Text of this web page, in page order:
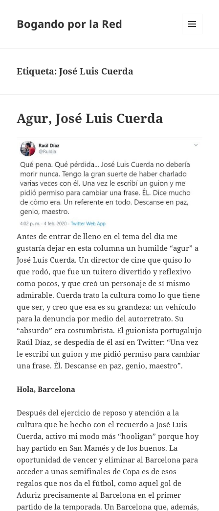
Bogando por la Red
Etiqueta:José Luis Cuerda
Agur, José Luis Cuerda
Antes de entrar de lleno en el tema del día me
gustaría dejar en esta columna un humilde “agur” a
José Luis Cuerda. Un director de cine que quiso lo
que rodó, que fue un tuitero divertido y reflexivo
como pocos, y que creó un personaje de sí mismo
admirable. Cuerda trato la cultura como lo que tiene
que ser, y creo que esa es su grandeza: un vehículo
para la denuncia por medio del autorretrato. Su
“absurdo” era costumbrista. El guionista portugalujo
Raúl Díaz, se despedía de él así en Twitter: “Una vez
le escribí un guion y me pidió permiso para cambiar
una frase. Él. Descanse en paz, genio, maestro”.
Hola, Barcelona
Después del ejercicio de reposo y atención a la
cultura que he hecho con el recuerdo a José Luis
Cuerda, activo mi modo más “hooligan” porque hoy
hay partido en San Mamés y de los buenos. La
oportunidad de vencer y eliminar al Barcelona para
acceder a unas semifinales de Copa es de esos
regalos que nos da el fútbol, como aquel gol de
Aduriz precisamente al Barcelona en el primer
partido de la temporada. Un Barcelona que, además,